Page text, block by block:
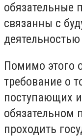
обязательные
связанны с
Помимо этого
требование о
поступающих
обязательном
проходить